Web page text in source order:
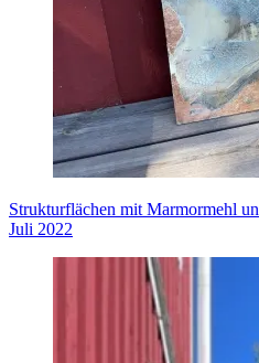
Strukturflächen mit Marmormehl
Juli 2022